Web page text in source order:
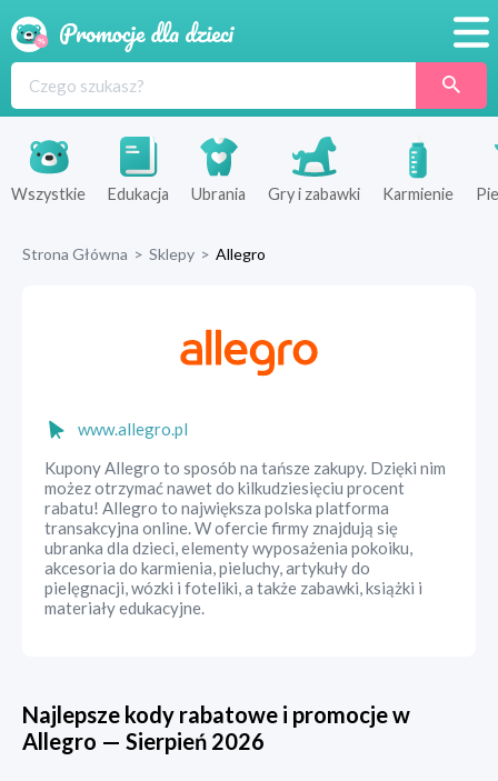
Produkty
Sklepy
Wszystkie Edukacja Ubrania Gry i zabawki Karmienie
Strona Główna > Sklepy > Allegro
www.allegro.pl
Kupony Allegro to sposób na tańsze zakupy. Dzięki nim
możez otrzymać nawet do kilkudziesięciu procent
rabatu! Allegro to największa polska platforma
transakcyjna online. W ofercie firmy znajdują się
ubranka dla dzieci, elementy wyposażenia pokoiku,
akcesoria do karmienia, pieluchy, artykuły do
pielęgnacji, wózki i foteliki, a także zabawki, książki i
materiały edukacyjne.
Najlepsze kody rabatowe i promocje w
Allegro — Sierpień 2026